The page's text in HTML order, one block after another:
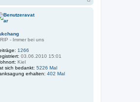
- Immer bei uns
1266
03.06.2010 15:01
Kiel
sich bedankt: 5226 Mal
erhalten: 402 Mal